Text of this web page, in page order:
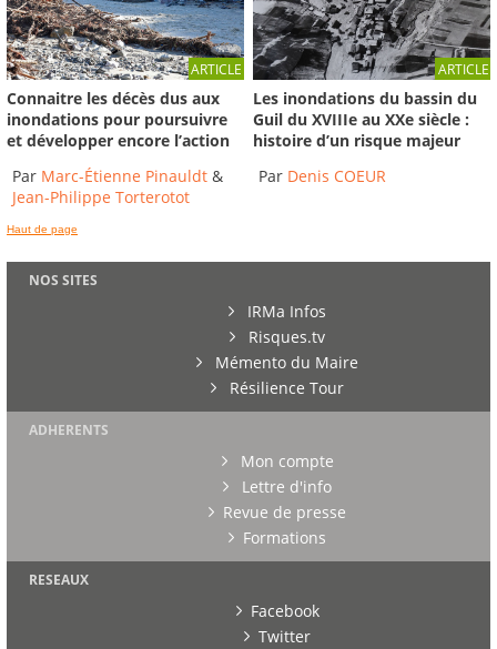
ARTICLE
Connaitre les décès dus aux
inondations pour poursuivre
et développer encore l’action
Par Marc-Étienne Pinauldt &
Jean-Philippe Torterotot
ARTICLE
Les inondations du bassin du
Guil du XVIIIe au XXe siècle :
histoire d’un risque majeur
Par Denis COEUR
Haut de page
NOS SITES
IRMa Infos
Risques.tv
Mémento du Maire
Résilience Tour
ADHERENTS
Mon compte
Lettre d'info
Revue de presse
Formations
RESEAUX
Facebook
Twitter